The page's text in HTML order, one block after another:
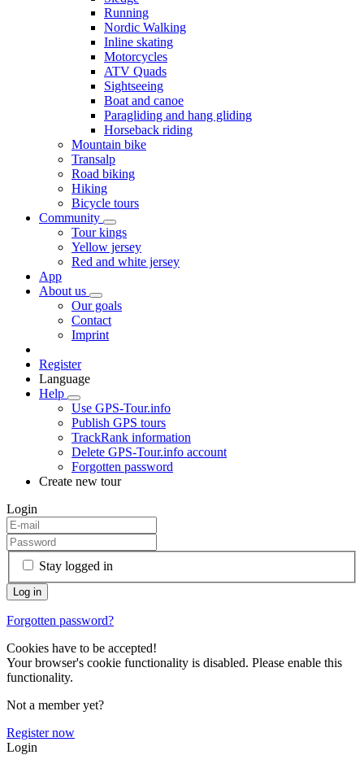
Running
Nordic Walking
Inline skating
Motorcycles
ATV Quads
Sightseeing
Boat and canoe
Paragliding and hang gliding
Horseback riding
Mountain bike
Transalp
Road biking
Hiking
Bicycle tours
Community
Tour kings
Yellow jersey
Red and white jersey
App
About us
Our goals
Contact
Imprint
Register
Language
Help
Use GPS-Tour.info
Publish GPS tours
TrackRank information
Delete GPS-Tour.info account
Forgotten password
Create new tour
Login
Stay logged in
Forgotten password?
Cookies have to be accepted!
Your browser's cookie functionality is disabled. Please enable this
functionality.
Not a member yet?
Register now
Login